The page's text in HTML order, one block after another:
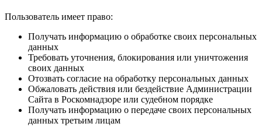
Пользователь имеет право:
Получать информацию о обработке своих персональных
данных
Требовать уточнения, блокирования или уничтожения
своих данных
Отозвать согласие на обработку персональных данных
Обжаловать действия или бездействие Администрации
Сайта в Роскомнадзоре или судебном порядке
Получать информацию о передаче своих персональных
данных третьим лицам